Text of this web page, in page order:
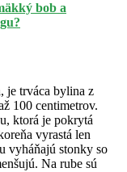
bob a
je trváca bylina z
100 centimetrov.
ktorá je pokrytá
vyrastá len
vyháňajú stonky so
Na rube sú